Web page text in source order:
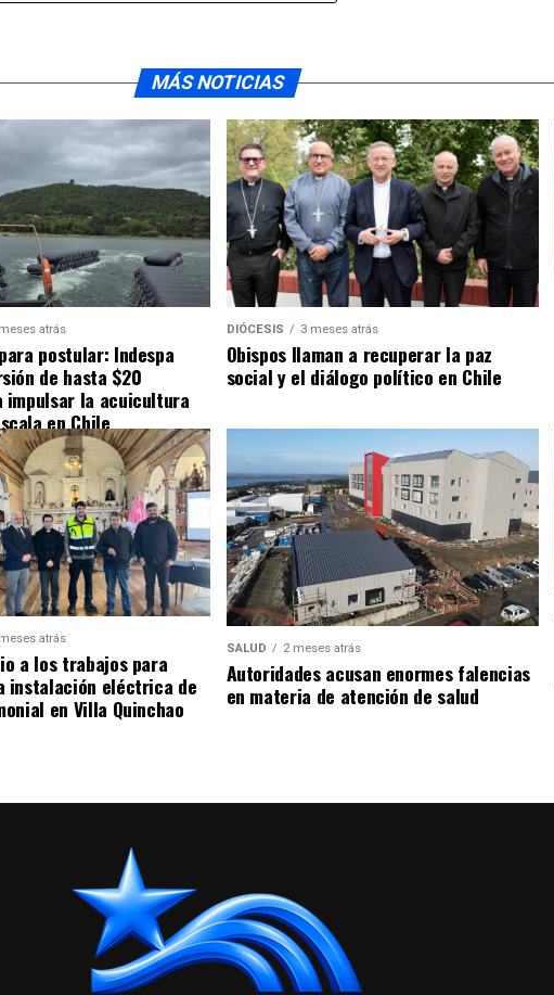
MÁS NOTICIAS
atrás
postular: Indespa
de hasta $20
impulsar la acuicultura
en Chile
DIÓCESIS 3 meses atrás
Obispos llaman a recuperar la paz
social y el diálogo político en Chile
atrás
a los trabajos para
instalación eléctrica de
en Villa Quinchao
SALUD 2 meses atrás
Autoridades acusan enormes falencias
en materia de atención de salud